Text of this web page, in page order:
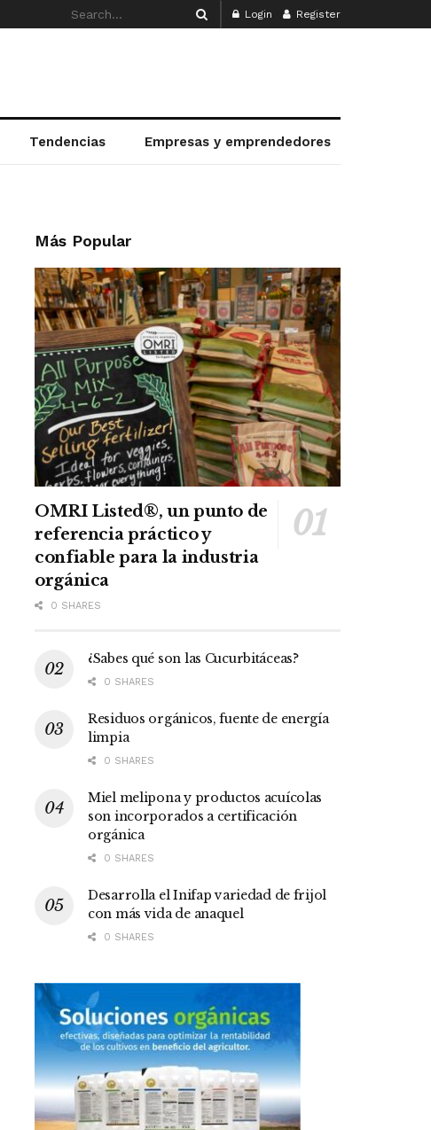
Login Register
Tendencias Empresas y emprendedores
Más Popular
OMRI Listed®, un punto de
referencia práctico y
confiable para la industria
orgánica
0 SHARES
¿Sabes qué son las Cucurbitáceas?
0 SHARES
Residuos orgánicos, fuente de energía
limpia
0 SHARES
Miel melipona y productos acuícolas
son incorporados a certificación
orgánica
0 SHARES
Desarrolla el Inifap variedad de frijol
con más vida de anaquel
0 SHARES